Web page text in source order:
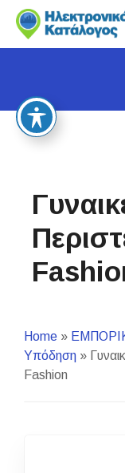
i
Home »
Υπόδηση »
Fashion